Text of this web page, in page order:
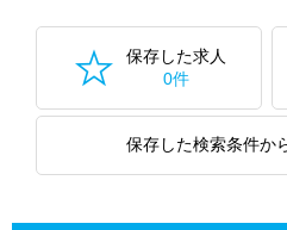
保存した求人
0件
保存した検索条件か